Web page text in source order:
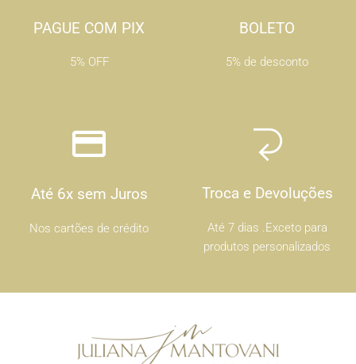
PAGUE COM PIX
5% OFF
BOLETO
5% de desconto
Até 6x sem Juros
Nos cartões de crédito
Troca e Devoluções
Até 7 dias .Exceto para
produtos personalizados